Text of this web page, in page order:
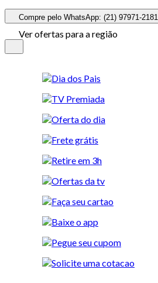
Compre pelo WhatsApp: (21) 97971-2181
Ver ofertas para a região